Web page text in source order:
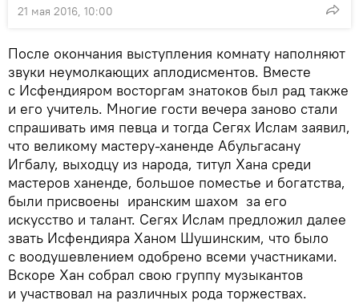
21 мая 2016, 10:00
После окончания выступления комнату наполняют
звуки неумолкающих аплодисментов. Вместе
с Исфендияром восторгам знатоков был рад также
и его учитель. Многие гости вечера заново стали
спрашивать имя певца и тогда Сегях Ислам заявил,
что великому мастеру-ханенде Абульгасану
Игбалу, выходцу из народа, титул Хана среди
мастеров ханенде, большое поместье и богатства,
были присвоены иранским шахом за его
искусство и талант. Сегях Ислам предложил далее
звать Исфендияра Ханом Шушинским, что было
с воодушевлением одобрено всеми участниками.
Вскоре Хан собрал свою группу музыкантов
и участвовал на различных рода торжествах.